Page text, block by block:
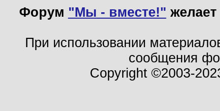
Форум "Мы - вместе!"
При использовании
сообщения
Copyright ©2003-